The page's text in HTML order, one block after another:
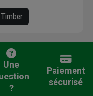
Une
?
Paiement
sécurisé